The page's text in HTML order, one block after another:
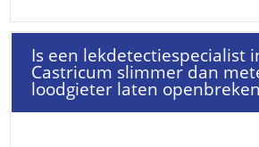
Is een lekdetectiespecialist
Castricum slimmer dan
loodgieter laten